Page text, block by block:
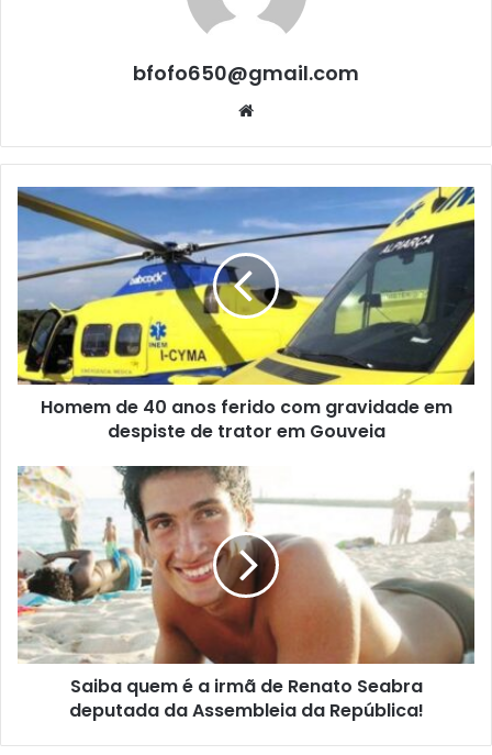
bfofo650@gmail.com
Website
Homem de 40 anos ferido com gravidade em
despiste de trator em Gouveia
Saiba quem é a irmã de Renato Seabra
deputada da Assembleia da República!